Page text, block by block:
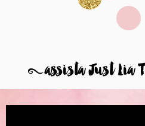
8assista Just Lia